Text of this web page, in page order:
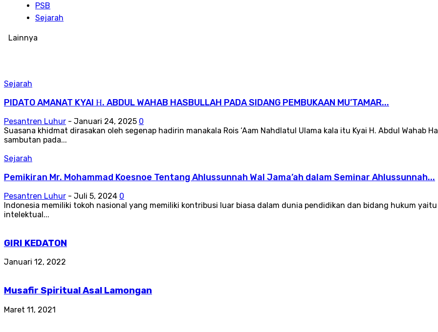
PSB
Sejarah
Lainnya
Sejarah
PIDATO AMANAT KYAI Η. ABDUL WAHAB HASBULLAH PADA SIDANG PEMBUKAAN MU’TAMAR...
Pesantren Luhur - Januari 24, 2025 0
Suasana khidmat dirasakan oleh segenap hadirin manakala Rois ‘Aam Nahdlatul Ulama kala itu Kyai H. Abdul
sambutan pada...
Sejarah
Pemikiran Mr. Mohammad Koesnoe Tentang Ahlussunnah Wal Jama’ah dalam Seminar Ahlussunnah...
Pesantren Luhur - Juli 5, 2024 0
Indonesia memiliki tokoh nasional yang memiliki kontribusi luar biasa dalam dunia pendidikan dan bidang hukum
intelektual...
GIRI KEDATON
Januari 12, 2022
Musafir Spiritual Asal Lamongan
Maret 11, 2021